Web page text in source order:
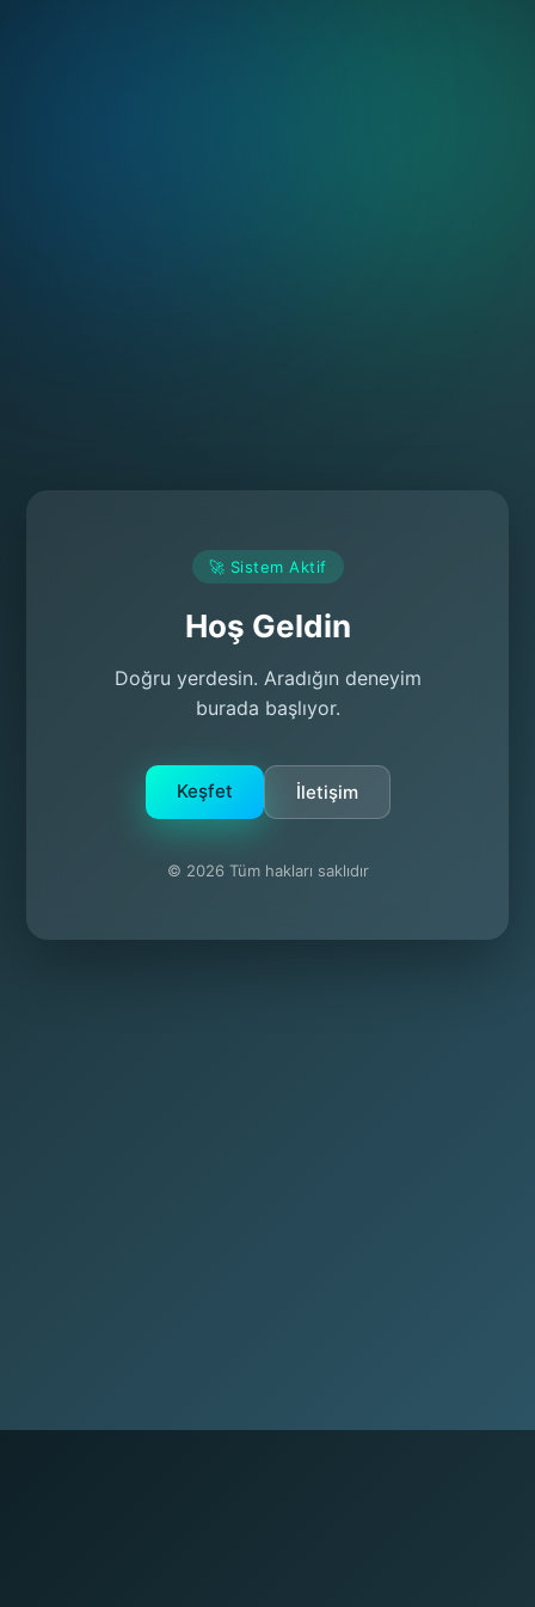
🚀 Sistem Aktif
Hoş Geldin
Doğru yerdesin. Aradığın deneyim
burada başlıyor.
Keşfet İletişim
© 2026 Tüm hakları saklıdır